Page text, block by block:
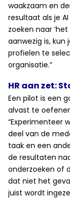
waakzaam en
resultaat als je
zoeken naar
aanwezig is, kun
profielen te
organisatie.”
HR aan zet:
Een pilot is een
alvast te
“Experimenteer
deel van de
taak en een
de resultaten
onderzoeken of
dat niet het
juist wordt